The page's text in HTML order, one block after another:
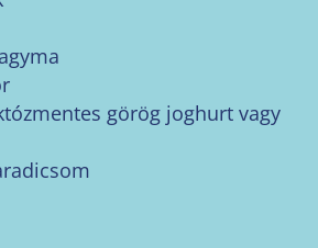
görög joghurt vagy